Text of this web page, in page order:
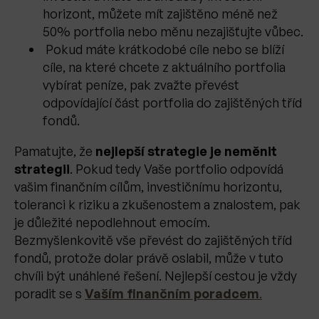
horizont, můžete mít zajištěno méně než
50% portfolia nebo měnu nezajišťujte vůbec.
Pokud máte krátkodobé cíle nebo se blíží
cíle, na které chcete z aktuálního portfolia
vybírat peníze, pak zvažte převést
odpovídající část portfolia do zajištěných tříd
fondů.
Pamatujte, že nejlepší strategie je neměnit
strategii. Pokud tedy Vaše portfolio odpovídá
vašim finančním cílům, investičnímu horizontu,
toleranci k riziku a zkušenostem a znalostem, pak
je důležité nepodlehnout emocím.
Bezmyšlenkovitě vše převést do zajištěných tříd
fondů, protože dolar právě oslabil, může v tuto
chvíli být unáhlené řešení. Nejlepší cestou je vždy
poradit se s Vaším finančním poradcem.